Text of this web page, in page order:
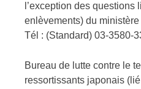
l’exception des
enlèvements) du
Tél : (Standard) 03-3580-
Bureau de lutte contre le
ressortissants japonais